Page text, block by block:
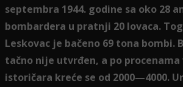
septembra 1944. godine sa oko 28
bombardera u pratnji 20 lovaca.
Leskovac je bačeno 69 tona bombi.
tačno nije utvrđen, a po
istoričara kreće se od 2000—4000.